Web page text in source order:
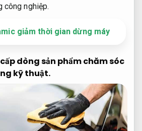
công nghiệp.
giảm thời gian dừng máy
dòng sản phẩm chăm sóc
kỹ thuật.